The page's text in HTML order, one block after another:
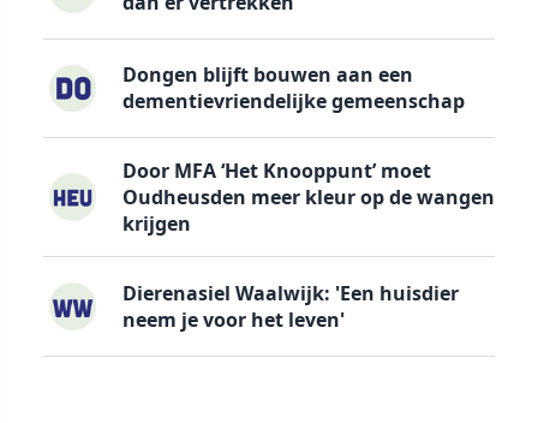
Dongen blijft bouwen aan een
dementievriendelijke gemeenschap
Door MFA ‘Het Knooppunt’ moet
Oudheusden meer kleur op de wangen
krijgen
Dierenasiel Waalwijk: 'Een huisdier
neem je voor het leven'